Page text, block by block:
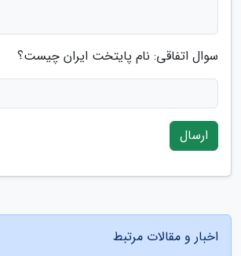
سوال اتفاقی: نام پایتخت ایران چیست؟
ارسال
اخبار و مقالات مرتبط